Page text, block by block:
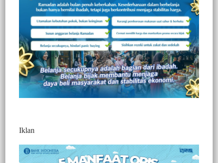
Anggota DPRD Mamuju Datangi PT MUL
Berita Kamis, 28 Mei 2026
Iklan